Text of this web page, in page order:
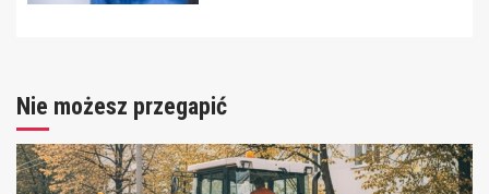
Nie możesz przegapić